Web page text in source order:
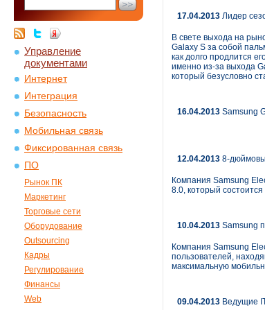
Управление
документами
Интернет
Интеграция
Безопасность
Мобильная связь
Фиксированная связь
ПО
Рынок ПК
Маркетинг
Торговые сети
Оборудование
Outsourcing
Кадры
Регулирование
Финансы
Web
17.04.2013 Лидер
В свете выхода на
Galaxy S за собой
как долго продлится
именно из-за выхода
который безусловно
16.04.2013 Samsung
12.04.2013 8-
Компания Samsung
8.0, который
10.04.2013 Samsung
Компания Samsung
пользователей,
максимальную
09.04.2013 Ведущие